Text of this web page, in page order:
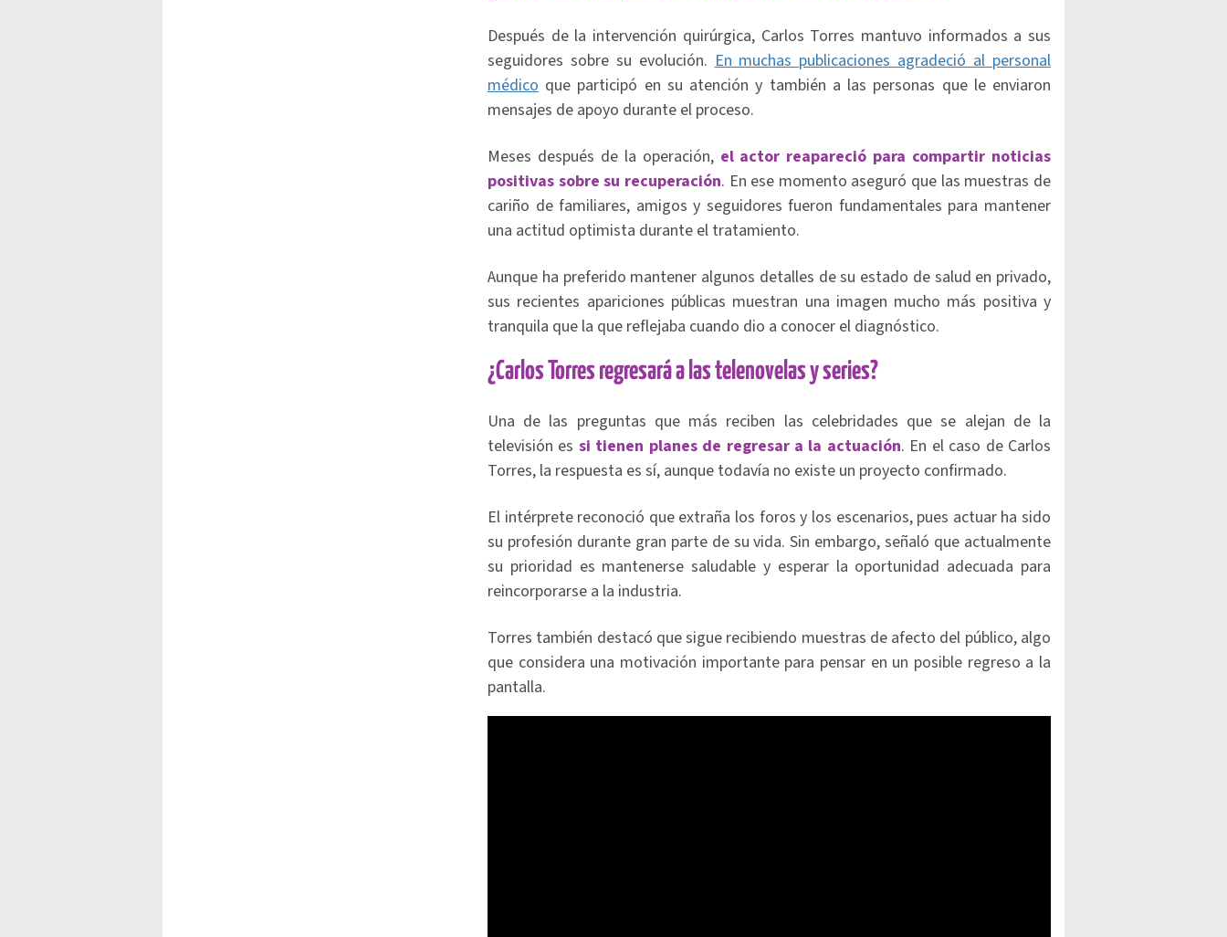
Después de la intervención quirúrgica, Carlos Torres mantuvo informados a sus
seguidores sobre su evolución.En muchas publicaciones agradeció al personal
médico que participó en su atención y también a las personas que le enviaron
mensajes de apoyo durante el proceso.
Meses después de la operación, el actor reapareció para compartir noticias
positivas sobre su recuperación. En ese momento aseguró que las muestras de
cariño de familiares, amigos y seguidores fueron fundamentales para mantener
una actitud optimista durante el tratamiento.
Aunque ha preferido mantener algunos detalles de su estado de salud en privado,
sus recientes apariciones públicas muestran una imagen mucho más positiva y
tranquila que la que reflejaba cuando dio a conocer el diagnóstico.
¿Carlos Torres regresará a las telenovelas y series?
Una de las preguntas que más reciben las celebridades que se alejan de la
televisión es si tienen planes de regresar a la actuación. En el caso de Carlos
Torres, la respuesta es sí, aunque todavía no existe un proyecto confirmado.
El intérprete reconoció que extraña los foros y los escenarios, pues actuar ha sido
su profesión durante gran parte de su vida. Sin embargo, señaló que actualmente
su prioridad es mantenerse saludable y esperar la oportunidad adecuada para
reincorporarse a la industria.
Torres también destacó que sigue recibiendo muestras de afecto del público, algo
que considera una motivación importante para pensar en un posible regreso a la
pantalla.